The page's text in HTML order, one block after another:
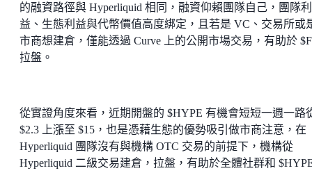
的融資路徑與 Hyperliquid 相同，融資仰賴團隊自己，團隊利
益、生態利益與代幣價值高度綁定，且若是 VC、交易所或
市商想建倉，僅能透過 Curve 上的公開市場交易，有助於
拉盤。
從實證角度來看，近期開盤的 $HYPE 有機會短短一週一路
$2.3 上漲至 $15，也是憑藉生態的優勢吸引做市商注意，在
Hyperliquid 團隊沒有與機構 OTC 交易的前提下，機構從
Hyperliquid 二級交易建倉，拉盤，有助於全體社群和